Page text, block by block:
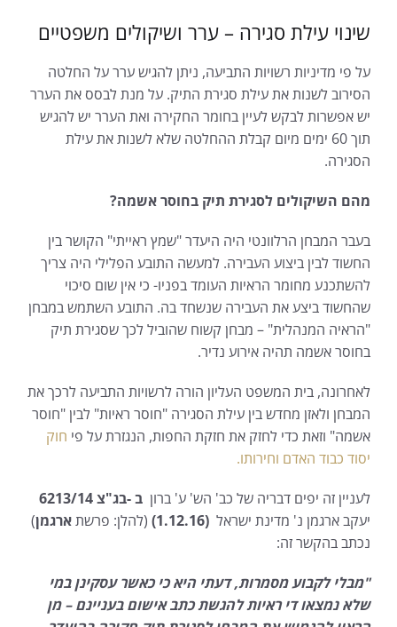
שינוי עילת סגירה – ערר ושיקולים משפטיים
על פי מדיניות רשויות התביעה, ניתן להגיש ערר על החלטה
הסירוב לשנות את עילת סגירת התיק. על מנת לבסס את הערר
יש אפשרות לבקש לעיין בחומר החקירה ואת הערר יש להגיש
תוך 60 ימים מיום קבלת ההחלטה שלא לשנות את עילת
הסגירה.
מהם השיקולים לסגירת תיק בחוסר אשמה?
בעבר המבחן הרלוונטי היה היעדר "שמץ ראייתי" הקושר בין
החשוד לבין ביצוע העבירה. למעשה התובע הפלילי היה צריך
להשתכנע מחומר הראיות העומד בפניו- כי אין שום סיכוי
שהחשוד ביצע את העבירה שנשחד בה. התובע השתמש במבחן
"הראיה המנהלית" – מבחן קשוח שהוביל לכך שסגירת תיק
בחוסר אשמה תהיה אירוע נדיר.
לאחרונה, בית המשפט העליון הורה לרשויות התביעה לרכך את
המבחן ולאזן מחדש בין עילת הסגירה "חוסר ראיות" לבין "חוסר
אשמה" וזאת כדי לחזק את חזקת החפות, הנגזרת על פי חוק
יסוד כבוד האדם וחירותו.
לעניין זה יפים דבריה של כב' הש' ע' ברון ב -בג"צ 6213/14
יעקב ארגמן נ' מדינת ישראל (1.12.16) (להלן: פרשתארגמן)
נכתב בהקשר זה:
"מבלי לקבוע מסמרות, דעתי היא כי כאשר עסקינן במי
שלא נמצאו די ראיות להגשת כתב אישום בעניינם – מן